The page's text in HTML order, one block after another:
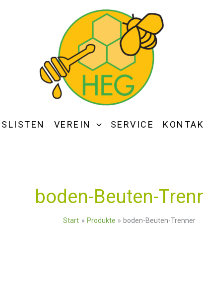
VEREIN SERVICE
boden-Beuten-
Start Produkte boden-Beuten-Trenner